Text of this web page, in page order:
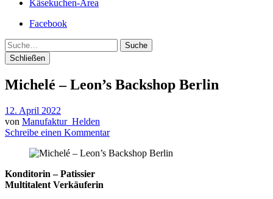
Käsekuchen-Area
Facebook
Suche
Schließen
Michelé – Leon’s Backshop Berlin
12. April 2022
von Manufaktur_Helden
Schreibe einen Kommentar
Konditorin – Patissier
Multitalent Verkäuferin